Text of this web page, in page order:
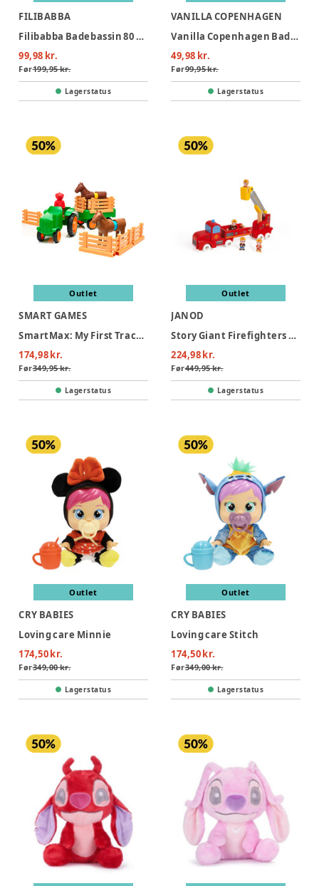
FILIBABBA
Filibabba Badebassin 80 cm Alfie – Unicorn Shores
99,98 kr.
Før199,95 kr.
Lagerstatus
VANILLA COPENHAGEN
Vanilla Copenhagen Badevinger - Neon Hearts
49,98 kr.
Før99,95 kr.
Lagerstatus
Outlet
SMART GAMES
SmartMax: My First Tractor 3 (Nordic)
174,98 kr.
Før349,95 kr.
Lagerstatus
Outlet
JANOD
Story Giant Firefighters Truck
224,98 kr.
Før449,95 kr.
Lagerstatus
Outlet
CRY BABIES
Loving care Minnie
174,50 kr.
Før349,00 kr.
Lagerstatus
Outlet
CRY BABIES
Loving care Stitch
174,50 kr.
Før349,00 kr.
Lagerstatus